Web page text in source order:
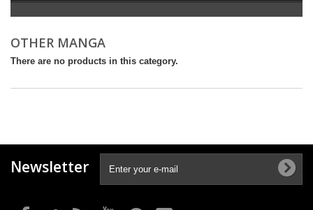
LIVRES ANCIENS AVANT 1945
OTHER MANGA
There are no products in this category.
Newsletter